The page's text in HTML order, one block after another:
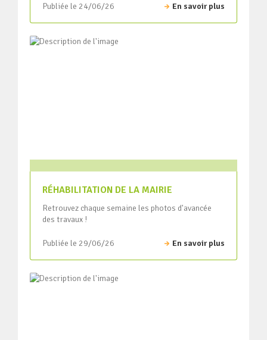
Publiée le 24/06/26 En savoir plus
RÉHABILITATION DE LA MAIRIE
Retrouvez chaque semaine les photos d'avancée
des travaux !
Publiée le 29/06/26 En savoir plus